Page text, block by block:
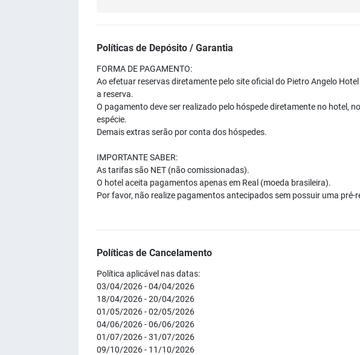
Políticas de Depósito / Garantia
FORMA DE PAGAMENTO:
Ao efetuar reservas diretamente pelo site oficial do Pietro Angelo
a reserva.
O pagamento deve ser realizado pelo hóspede diretamente no hotel,
espécie.​
Demais extras serão por conta dos hóspedes.
IMPORTANTE SABER:
As tarifas são NET (não comissionadas).
O hotel aceita pagamentos apenas em Real (moeda brasileira).​
Por favor, não realize pagamentos antecipados sem possuir uma
Políticas de Cancelamento
Política aplicável nas datas:
03/04/2026 - 04/04/2026
18/04/2026 - 20/04/2026
01/05/2026 - 02/05/2026
04/06/2026 - 06/06/2026
01/07/2026 - 31/07/2026
09/10/2026 - 11/10/2026